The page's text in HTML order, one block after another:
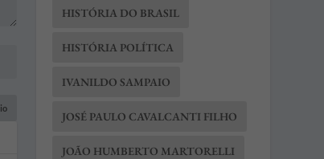
HISTÓRIA DO BRASIL
HISTÓRIA POLÍTICA
IVANILDO SAMPAIO
JOSÉ PAULO CAVALCANTI FILHO
JOÃO HUMBERTO MARTORELLI